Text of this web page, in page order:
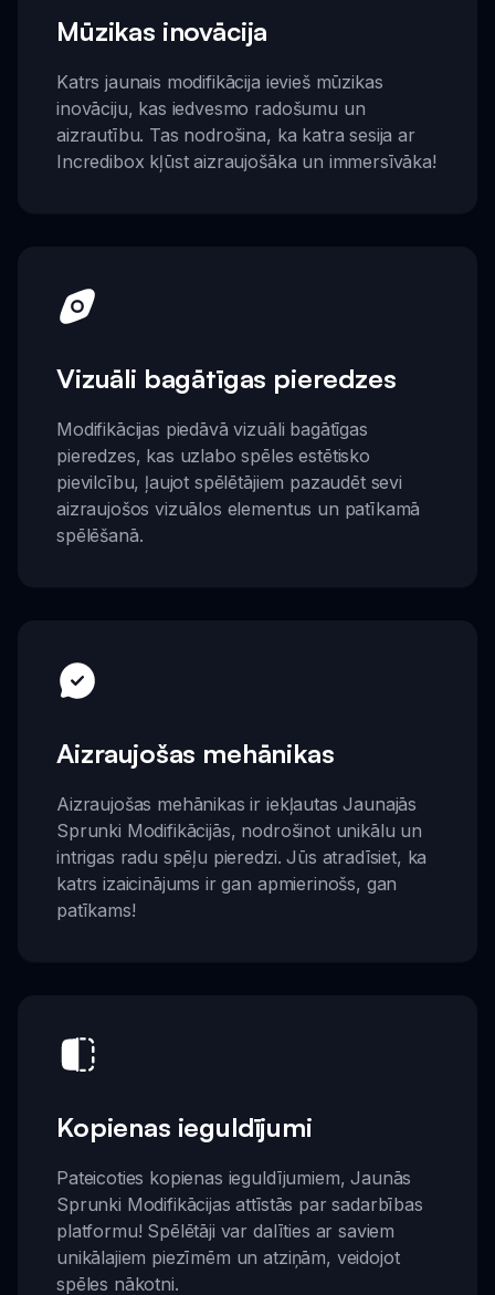
Mūzikas inovācija
Katrs jaunais modifikācija ievieš mūzikas
inovāciju, kas iedvesmo radošumu un
aizrautību. Tas nodrošina, ka katra sesija ar
Incredibox kļūst aizraujošāka un immersīvāka!
Vizuāli bagātīgas pieredzes
Modifikācijas piedāvā vizuāli bagātīgas
pieredzes, kas uzlabo spēles estētisko
pievilcību, ļaujot spēlētājiem pazaudēt sevi
aizraujošos vizuālos elementus un patīkamā
spēlēšanā.
Aizraujošas mehānikas
Aizraujošas mehānikas ir iekļautas Jaunajās
Sprunki Modifikācijās, nodrošinot unikālu un
intrigas radu spēļu pieredzi. Jūs atradīsiet, ka
katrs izaicinājums ir gan apmierinošs, gan
patīkams!
Kopienas ieguldījumi
Pateicoties kopienas ieguldījumiem, Jaunās
Sprunki Modifikācijas attīstās par sadarbības
platformu! Spēlētāji var dalīties ar saviem
unikālajiem piezīmēm un atziņām, veidojot
spēles nākotni.